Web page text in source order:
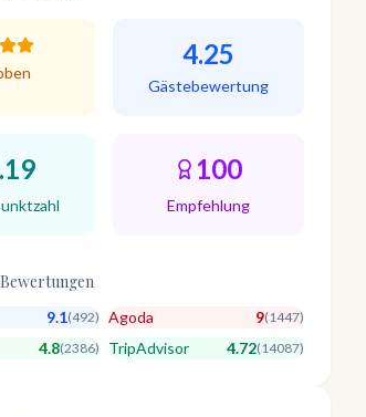
4.25
Gästebewertung
100
Empfehlung
9.1(492) Agoda 9(1447)
4.8(2386) TripAdvisor 4.72(14087)